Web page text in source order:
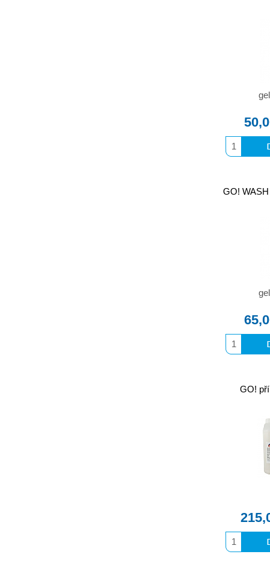
GO!
GO!